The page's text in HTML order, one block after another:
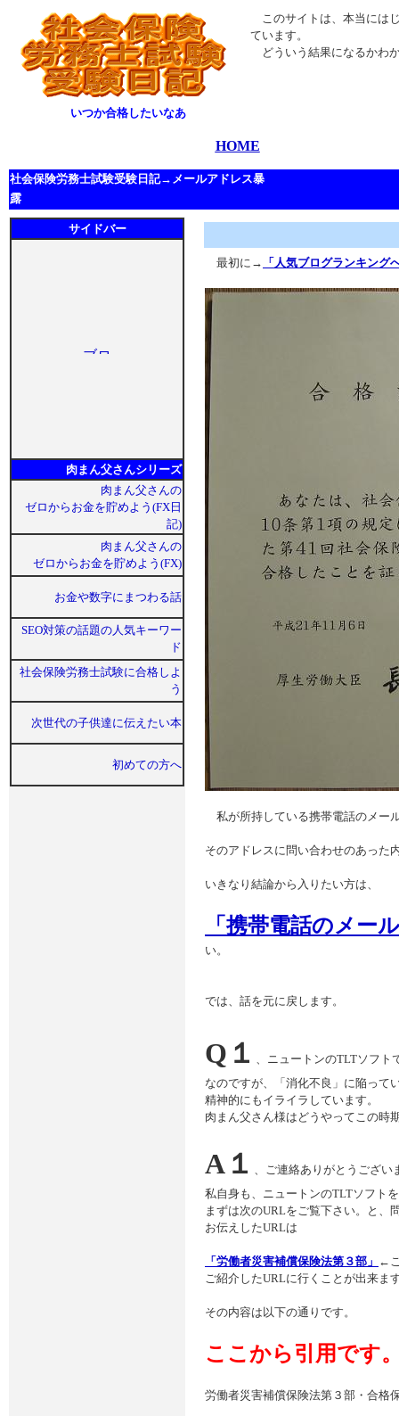
いつか合格したいなあ
このサイトは、本当には
ています。
どういう結果になるかわ
HOME
社会保険労務士試験受験日記→メールアドレス暴
露
サイドバー
肉まん父さんシリーズ
肉まん父さんの
ゼロからお金を貯めよう(FX日
記)
肉まん父さんの
ゼロからお金を貯めよう(FX)
お金や数字にまつわる話
SEO対策の話題の人気キーワー
ド
社会保険労務士試験に合格しよ
う
次世代の子供達に伝えたい本
初めての方へ
最初に→ 「人気ブログランキング
私が所持している携帯電話のメー
そのアドレスに問い合わせのあった
いきなり結論から入りたい方は、
「携帯電話のメー
い。
では、話を元に戻します。
Q１ 、ニュートンのTLTソフト
なのですが、「消化不良」に陥って
精神的にもイライラしています。
肉まん父さん様はどうやってこの時
A１ 、ご連絡ありがとうござい
私自身も、ニュートンのTLTソフト
まずは次のURLをご覧下さい。と、
お伝えしたURLは
「労働者災害補償保険法第３部」 ←
ご紹介したURLに行くことが出来ま
その内容は以下の通りです。
ここから引用です
労働者災害補償保険法第３部・合格